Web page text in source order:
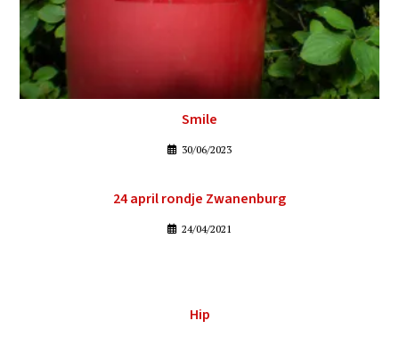
Smile
30/06/2023
24 april rondje Zwanenburg
24/04/2021
Hip